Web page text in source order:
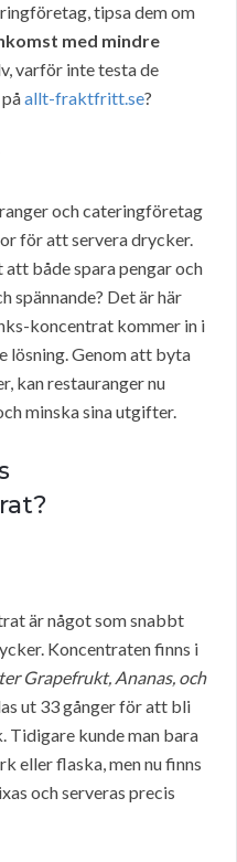
tipsa dem om
med mindre
varför inte testa de
allt-fraktfritt.se?
och cateringföretag
för att servera drycker.
både spara pengar och
spännande? Det är här
koncentrat kommer in i
lösning. Genom att byta
kan restauranger nu
minska sina utgifter.
är något som snabbt
Koncentraten finns i
Grapefrukt, Ananas, och
ut 33 gånger för att bli
Tidigare kunde man bara
eller flaska, men nu finns
och serveras precis